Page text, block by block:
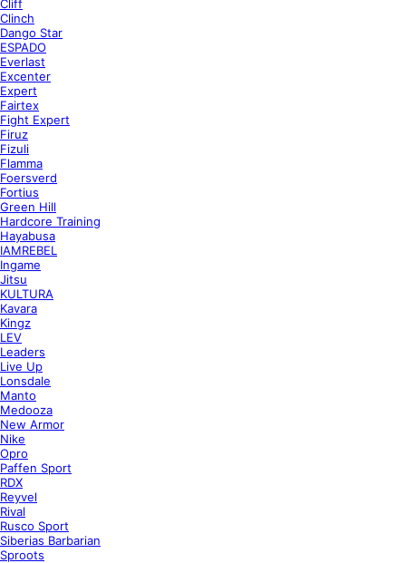
Cliff
Clinch
Dango Star
ESPADO
Everlast
Excenter
Expert
Fairtex
Fight Expert
Firuz
Fizuli
Flamma
Foersverd
Fortius
Green Hill
Hardcore Training
Hayabusa
IAMREBEL
Ingame
Jitsu
KULTURA
Kavara
Kingz
LEV
Leaders
Live Up
Lonsdale
Manto
Medooza
New Armor
Nike
Opro
Paffen Sport
RDX
Reyvel
Rival
Rusco Sport
Siberias Barbarian
Sproots